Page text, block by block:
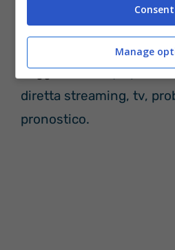
Leggi ancheOlympiakos
diretta streaming, tv,
pronostico.
Consent
Manage